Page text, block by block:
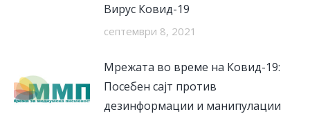
Вирус Ковид-19
септември 8, 2021
Мрежата во време на Ковид-19:
Посебен сајт против
дезинформации и манипулации